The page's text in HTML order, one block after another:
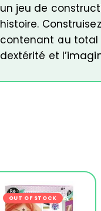
un jeu de
histoire.
contenant au total
dextérité et
OUT OF STOCK-22%